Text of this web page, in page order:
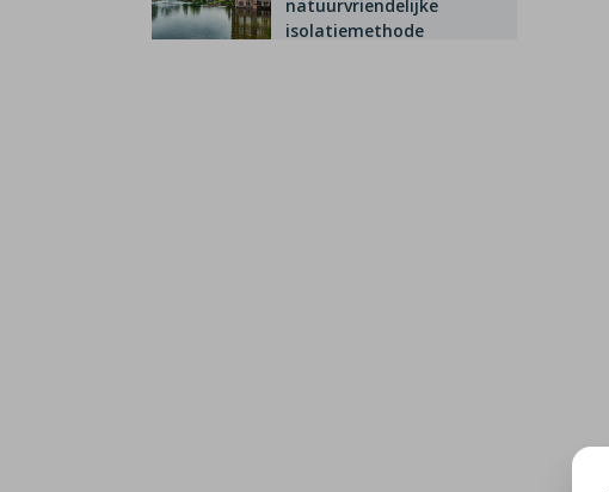
natuurvriendelijke
isolatiemethode